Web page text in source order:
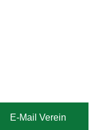
E-Mail Verein